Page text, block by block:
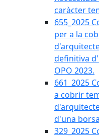
caràcter
655_2025
per a la
definitiva
OPO 2023.
661_2025
a cobrir
d'una
329_2025